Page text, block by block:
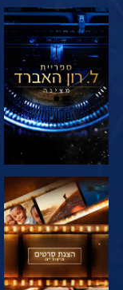
בדוק את הסדרה
בדוק את הסדרה